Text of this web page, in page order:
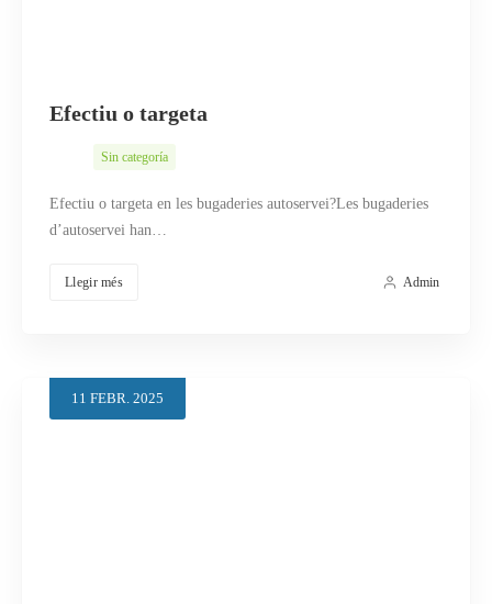
Efectiu o targeta
Sin categoría
Efectiu o targeta en les bugaderies autoservei?Les bugaderies
d’autoservei han…
Llegir més Admin
11 FEBR. 2025